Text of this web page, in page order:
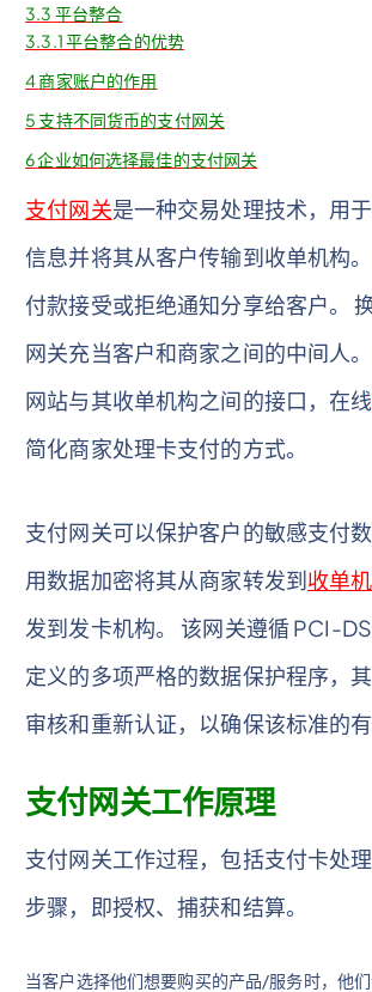
3.3 平台整合
3.3.1平台整合的优势
4商家账户的作用
5 支持不同货币的支付网关
6企业如何选择最佳的支付网关
支付网关是一种交易处理技术，用
信息并将其从客户传输到收单机构
付款接受或拒绝通知分享给客户。
网关充当客户和商家之间的中间人
网站与其收单机构之间的接口，在线
简化商家处理卡支付的方式。
支付网关可以保护客户的敏感支付
用数据加密将其从商家转发到收单
发到发卡机构。 该网关遵循 PCI-
定义的多项严格的数据保护程序，
审核和重新认证，以确保该标准的有
支付网关工作原理
支付网关工作过程，包括支付卡处
步骤，即授权、捕获和结算。
当客户选择他们想要购买的产品/服务时，他